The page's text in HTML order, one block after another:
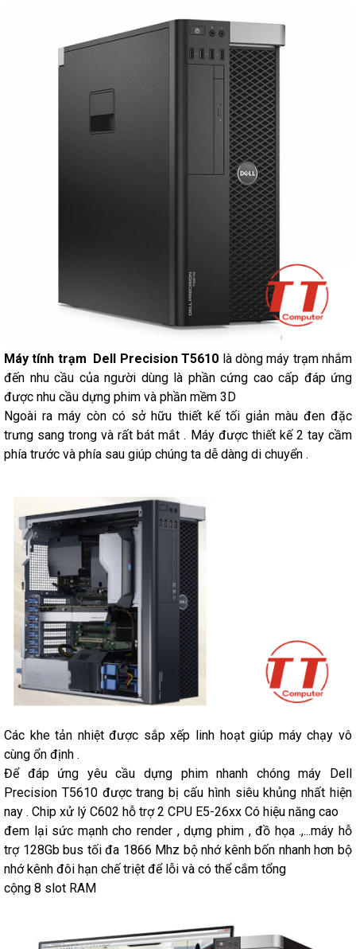
Máy tính trạm Dell Precision T5610 là dòng máy trạm nhắm
đến nhu cầu của người dùng là phần cứng cao cấp đáp ứng
được nhu cầu dựng phim và phần mềm 3D
Ngoài ra máy còn có sở hữu thiết kế tối giản màu đen đặc
trưng sang trong và rất bát mắt . Máy được thiết kế 2 tay cầm
phía trước và phía sau giúp chúng ta dễ dàng di chuyển .
Các khe tản nhiệt được sắp xếp linh hoạt giúp máy chạy vô
cùng ổn định .
Để đáp ứng yêu cầu dựng phim nhanh chóng máy Dell
Precision T5610 được trang bị cấu hình siêu khủng nhất hiện
nay . Chip xử lý C602 hỗ trợ 2 CPU E5-26xx Có hiệu năng cao
đem lại sức mạnh cho render , dựng phim , đồ họa .,...máy hỗ
trợ 128Gb bus tối đa 1866 Mhz bộ nhớ kênh bốn nhanh hơn bộ
nhớ kênh đôi hạn chế triệt để lỗi và có thể cắm tổng
cộng 8 slot RAM